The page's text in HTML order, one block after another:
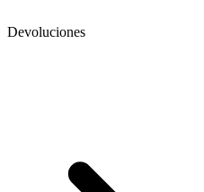
Devoluciones